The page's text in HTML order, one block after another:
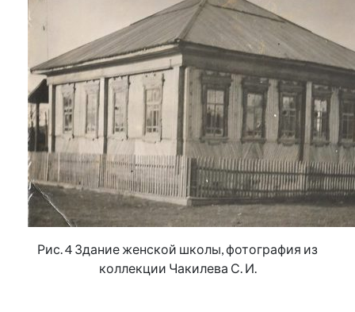
Рис. 4 Здание женской школы, фотография из
коллекции Чакилева С. И.